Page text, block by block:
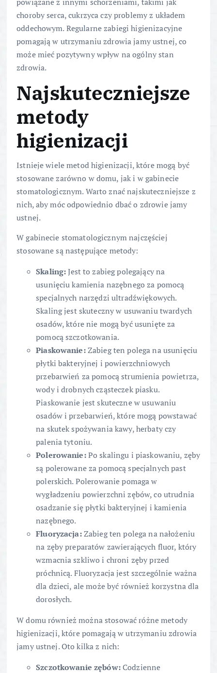
choroby serca, cukrzyca czy problemy z układem
oddechowym. Regularne zabiegi higienizacyjne
pomagają w utrzymaniu zdrowia jamy ustnej, co
może mieć pozytywny wpływ na ogólny stan
zdrowia.
Najskuteczniejsze
metody
higienizacji
Istnieje wiele metod higienizacji, które mogą być
stosowane zarówno w domu, jak i w gabinecie
stomatologicznym. Warto znać najskuteczniejsze z
nich, aby móc odpowiednio dbać o zdrowie jamy
ustnej.
W gabinecie stomatologicznym najczęściej
stosowane są następujące metody:
Skaling:Jest to zabieg polegający na
usunięciu kamienia nazębnego za pomocą
specjalnych narzędzi ultradźwiękowych.
Skaling jest skuteczny w usuwaniu twardych
osadów, które nie mogą być usunięte za
pomocą szczotkowania.
Piaskowanie:Zabieg ten polega na usunięciu
płytki bakteryjnej i powierzchniowych
przebarwień za pomocą strumienia powietrza,
wody i drobnych cząsteczek piasku.
Piaskowanie jest skuteczne w usuwaniu
osadów i przebarwień, które mogą powstawać
na skutek spożywania kawy, herbaty czy
palenia tytoniu.
Polerowanie:Po skalingu i piaskowaniu, zęby
są polerowane za pomocą specjalnych past
polerskich. Polerowanie pomaga w
wygładzeniu powierzchni zębów, co utrudnia
osadzanie się płytki bakteryjnej i kamienia
nazębnego.
Fluoryzacja:Zabieg ten polega na nałożeniu
na zęby preparatów zawierających fluor, który
wzmacnia szkliwo i chroni zęby przed
próchnicą. Fluoryzacja jest szczególnie ważna
dla dzieci, ale może być również korzystna dla
dorosłych.
W domu również można stosować różne metody
higienizacji, które pomagają w utrzymaniu zdrowia
jamy ustnej. Oto kilka z nich:
Szczotkowanie zębów:Codzienne